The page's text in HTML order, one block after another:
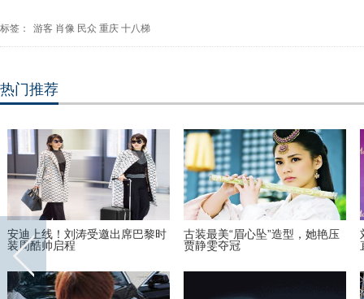
标签： 游客 肖像 民众 重庆 十八梯
热门推荐
丹麦小猫拥有奇异大眼 睡觉时仍
半睁
“双头姐妹”共享一个身体 已大学
毕业